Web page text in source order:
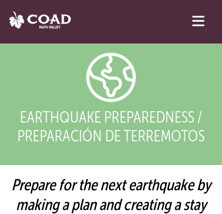
EARTHQUAKE PREPAREDNESS /
PREPARACIÓN DE TERREMOTOS
Prepare for the next earthquake by
making a plan and creating a stay